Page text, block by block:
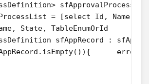
= [select Id, Name,
State,
sfAppRecord :
----error